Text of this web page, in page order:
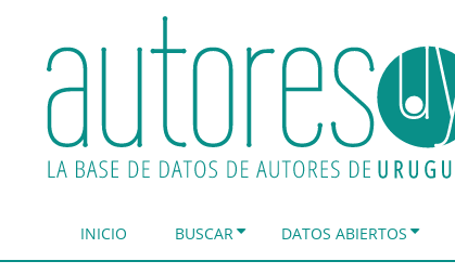
INICIO BUSCAR DATOS ABIERTOS